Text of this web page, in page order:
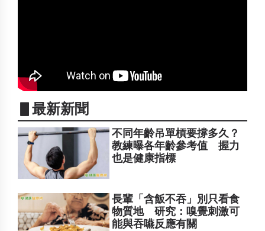
▋最新新聞
不同年齡吊單槓要撐多久？
教練曝各年齡參考值 握力
也是健康指標
長輩「含飯不吞」別只看食
物質地 研究：嗅覺刺激可
能與吞嚥反應有關